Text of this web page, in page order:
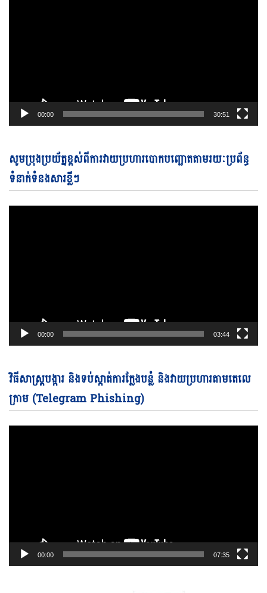
00:00 30:51
សូមប្រុងប្រយ័ត្នខ្ពស់ពីការវាយប្រហារបោកបញ្ឆោតតាមរយៈប្រព័ន្ធ
ទំនាក់ទំនងសារខ្លីៗ
00:00 03:44
វិធីសាស្ត្របង្ការ និងទប់ស្កាត់ការក្លែងបន្លំ និងវាយប្រហារតាមតេលេ
ក្រាម (Telegram Phishing)
00:00 07:35